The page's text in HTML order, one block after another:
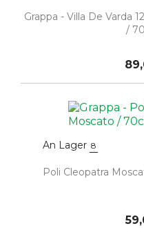
Grappa - Villa De Varda
/
An Lager 8
Poli Cleopatra